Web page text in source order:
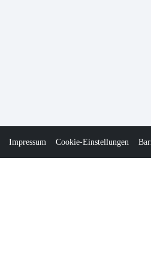
Impressum Cookie-Einstellungen